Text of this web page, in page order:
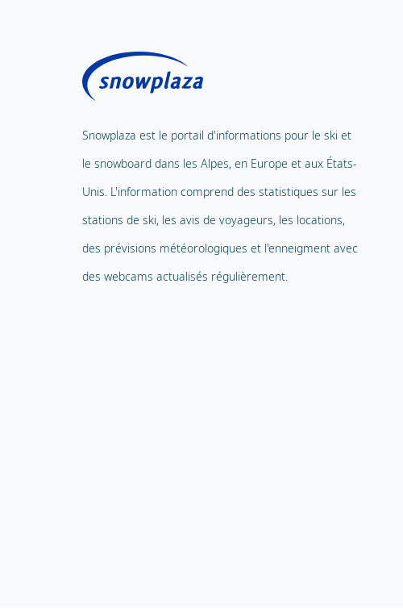
Snowplaza est le portail d'informations pour le ski et
le snowboard dans les Alpes, en Europe et aux États-
Unis. L'information comprend des statistiques sur les
stations de ski, les avis de voyageurs, les locations,
des prévisions météorologiques et l'enneigment avec
des webcams actualisés régulièrement.